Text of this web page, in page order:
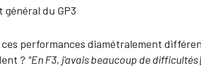
général du GP3
performances diamétralement
? "En F3, j'avais beaucoup de